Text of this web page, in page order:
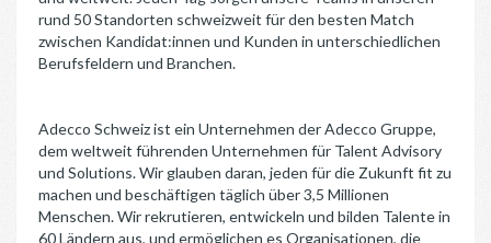
rund 50 Standorten schweizweit für den besten Match
zwischen Kandidat:innen und Kunden in unterschiedlichen
Berufsfeldern und Branchen.
Adecco Schweiz ist ein Unternehmen der Adecco Gruppe,
dem weltweit führenden Unternehmen für Talent Advisory
und Solutions. Wir glauben daran, jeden für die Zukunft fit zu
machen und beschäftigen täglich über 3,5 Millionen
Menschen. Wir rekrutieren, entwickeln und bilden Talente in
60 Ländern aus, und ermöglichen es Organisationen, die